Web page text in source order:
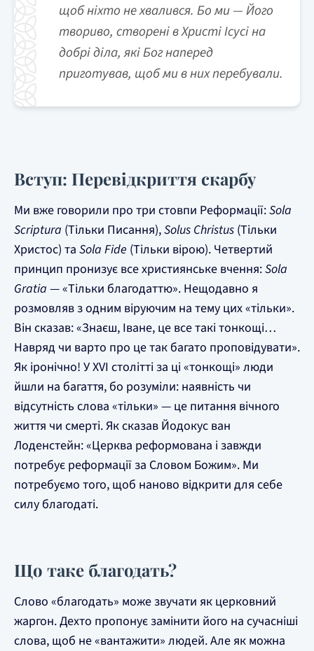
щоб ніхто не хвалився. Бо ми — Його
твориво, створені в Христі Ісусі на
добрі діла, які Бог наперед
приготував, щоб ми в них перебували.
Вступ: Перевідкриття скарбу
Ми вже говорили про три стовпи Реформації:Sola
Scriptura (Тільки Писання),Solus Christus (Тільки
Христос) та Sola Fide (Тільки вірою). Четвертий
принцип пронизує все християнське вчення:Sola
Gratia — «Тільки благодаттю». Нещодавно я
розмовляв з одним віруючим на тему цих «тільки».
Він сказав: «Знаєш, Іване, це все такі тонкощі…
Навряд чи варто про це так багато проповідувати».
Як іронічно! У XVI столітті за ці «тонкощі» люди
йшли на багаття, бо розуміли: наявність чи
відсутність слова «тільки» — це питання вічного
життя чи смерті. Як сказав Йодокус ван
Лоденстейн: «Церква реформована і завжди
потребує реформації за Словом Божим». Ми
потребуємо того, щоб наново відкрити для себе
силу благодаті.
Що таке благодать?
Слово «благодать» може звучати як церковний
жаргон. Дехто пропонує замінити його на сучасніші
слова, щоб не «вантажити» людей. Але як можна